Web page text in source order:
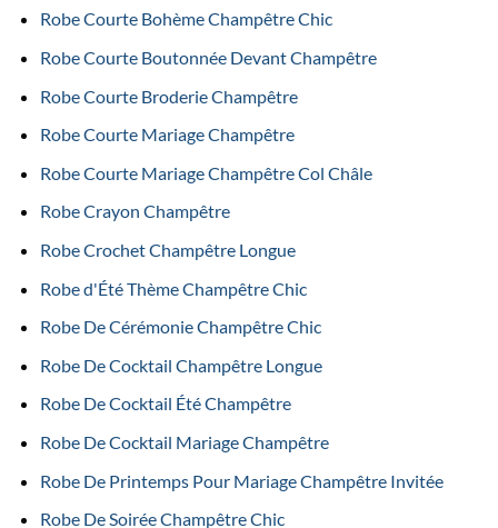
Robe Courte Bohème Champêtre Chic
Robe Courte Boutonnée Devant Champêtre
Robe Courte Broderie Champêtre
Robe Courte Mariage Champêtre
Robe Courte Mariage Champêtre Col Châle
Robe Crayon Champêtre
Robe Crochet Champêtre Longue
Robe d'Été Thème Champêtre Chic
Robe De Cérémonie Champêtre Chic
Robe De Cocktail Champêtre Longue
Robe De Cocktail Été Champêtre
Robe De Cocktail Mariage Champêtre
Robe De Printemps Pour Mariage Champêtre Invitée
Robe De Soirée Champêtre Chic